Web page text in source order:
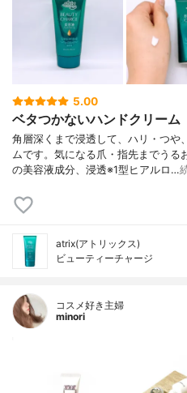
5.00
ベタつかないハンドクリーム
角層深くまで浸透して、ハリ・つや
ムです。気になる爪・指先までうる
の美容液成分、浸透※1型ヒアルロ…
atrix(アトリックス)
ビューティーチャージ
コスメ好き主婦
minori